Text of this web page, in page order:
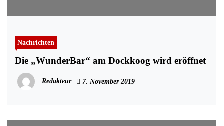
Nachrichten
Die „WunderBar“ am Dockkoog wird eröffnet
Redakteur 7. November 2019